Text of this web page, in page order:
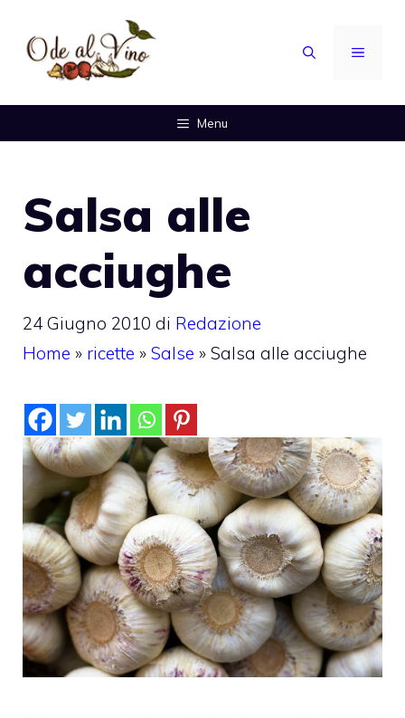
contenuto
MENU
Menu
Salsa alle
acciughe
24 Giugno 2010 di Redazione
Home » ricette » Salse » Salsa alle acciughe